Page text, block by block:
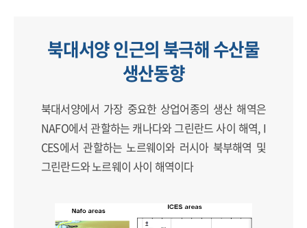
북대서양 인근의 북극해 수산물
생산동향
북대서양에서 가장 중요한 상업어종의 생산 해역은
NAFO에서 관할하는 캐나다와 그린란드 사이 해역, I
CES에서 관할하는 노르웨이와 러시아 북부해역 및
그린란드와 노르웨이 사이 해역이다